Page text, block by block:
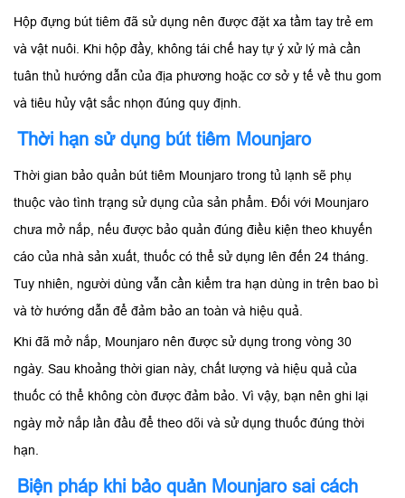
Hộp đựng bút tiêm đã sử dụng nên được đặt xa tầm tay trẻ em
và vật nuôi. Khi hộp đầy, không tái chế hay tự ý xử lý mà cần
tuân thủ hướng dẫn của địa phương hoặc cơ sở y tế về thu gom
và tiêu hủy vật sắc nhọn đúng quy định.
Thời hạn sử dụng bút tiêm Mounjaro
Thời gian bảo quản bút tiêm Mounjaro trong tủ lạnh sẽ phụ
thuộc vào tình trạng sử dụng của sản phẩm. Đối với Mounjaro
chưa mở nắp, nếu được bảo quản đúng điều kiện theo khuyến
cáo của nhà sản xuất, thuốc có thể sử dụng lên đến 24 tháng.
Tuy nhiên, người dùng vẫn cần kiểm tra hạn dùng in trên bao bì
và tờ hướng dẫn để đảm bảo an toàn và hiệu quả.
Khi đã mở nắp, Mounjaro nên được sử dụng trong vòng 30
ngày. Sau khoảng thời gian này, chất lượng và hiệu quả của
thuốc có thể không còn được đảm bảo. Vì vậy, bạn nên ghi lại
ngày mở nắp lần đầu để theo dõi và sử dụng thuốc đúng thời
hạn.
Biện pháp khi bảo quản Mounjaro sai cách